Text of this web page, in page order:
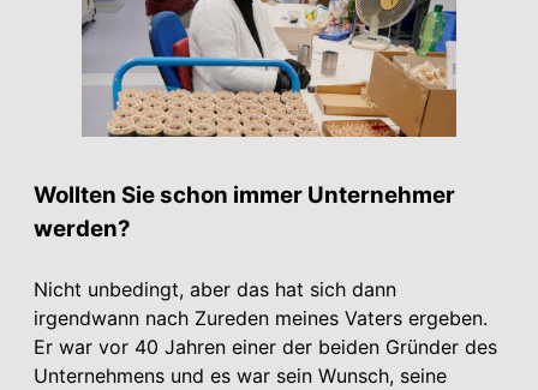
Wollten Sie schon immer Unternehmer
werden?
Nicht unbedingt, aber das hat sich dann
irgendwann nach Zureden meines Vaters ergeben.
Er war vor 40 Jahren einer der beiden Gründer des
Unternehmens und es war sein Wunsch, seine